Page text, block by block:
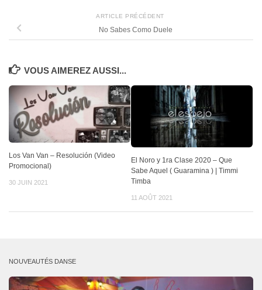
ARTICLE PRÉCÉDENT
No Sabes Como Duele
VOUS AIMEREZ AUSSI...
Los Van Van – Resolución (Video
Promocional)
30 JUIN 2021
El Noro y 1ra Clase 2020 – Que
Sabe Aquel ( Guaramina ) | Timmi
Timba
11 AOÛT 2021
NOUVEAUTÉS DANSE